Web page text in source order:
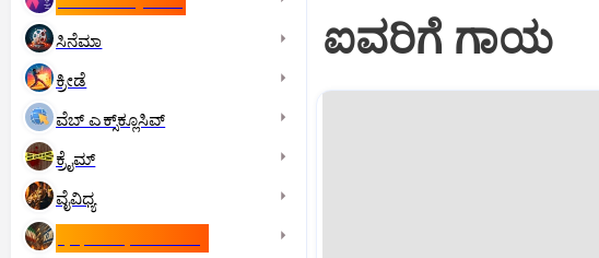
ಸಿನೆಮಾ
ಕ್ರೀಡೆ
ವೆಬ್ ಎಕ್ಸ್‌ಕ್ಲೂಸಿವ್
ಕ್ರೈಮ್
ವೈವಿಧ್ಯ
ಐವರಿಗೆ ಗಾಯ